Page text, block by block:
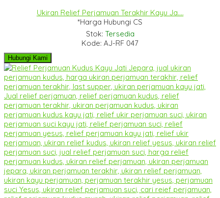
Ukiran Relief Perjamuan Terakhir Kayu Ja....
*Harga Hubungi CS
Stok: Tersedia
Kode: AJ-RF 047
Hubungi Kami